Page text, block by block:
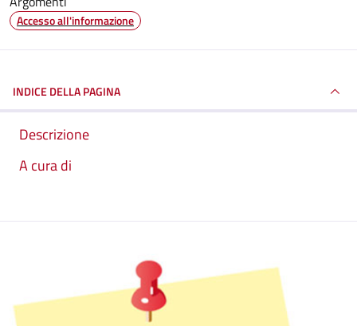
Accesso all'informazione
INDICE DELLA PAGINA
Descrizione
A cura di